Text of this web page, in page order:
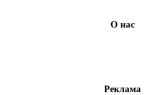
О нас
Реклама